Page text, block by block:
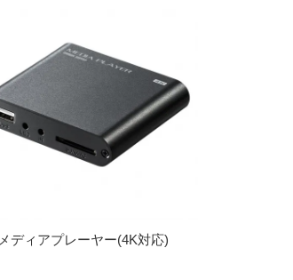
メディアプレーヤー(4K対応)